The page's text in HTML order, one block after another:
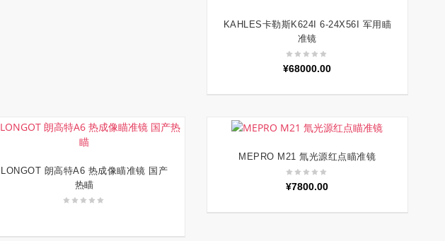
加入购物车
KAHLES卡勒斯K624I 6-24X56I 军用瞄
准镜
¥68000.00
阅读更多
LONGOT 朗高特A6 热成像瞄准镜 国产
热瞄
加入购物车
MEPRO M21 氚光源红点瞄准镜
¥7800.00